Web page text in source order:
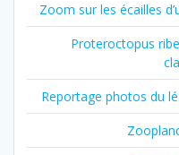
Zoom sur les écailles
Proteroctopus
Reportage photos du